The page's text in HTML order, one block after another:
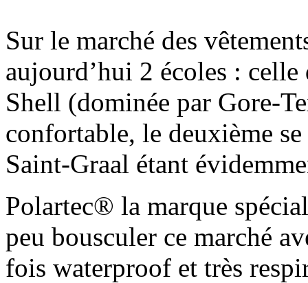
Sur le marché des
aujourd’hui 2 écoles :
Shell (dominée par Gore-
confortable, le deuxième
Saint-Graal étant
Polartec® la marque
peu bousculer ce marché
fois waterproof et très